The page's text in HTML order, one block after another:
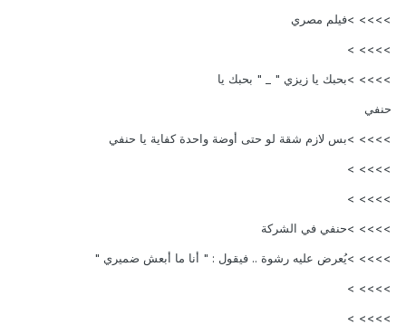
>>>> >فيلم مصري
>>>> >
>>>> >بحبك يا زيزي " _ " بحبك يا
حنفي
>>>> >بس لازم شقة لو حتى أوضة واحدة كفاية يا حنفي
>>>> >
>>>> >
>>>> >حنفي في الشركة
>>>> >يُعرض عليه رشوة .. فيقول : " أنا ما أبعش ضميري "
>>>> >
>>>> >